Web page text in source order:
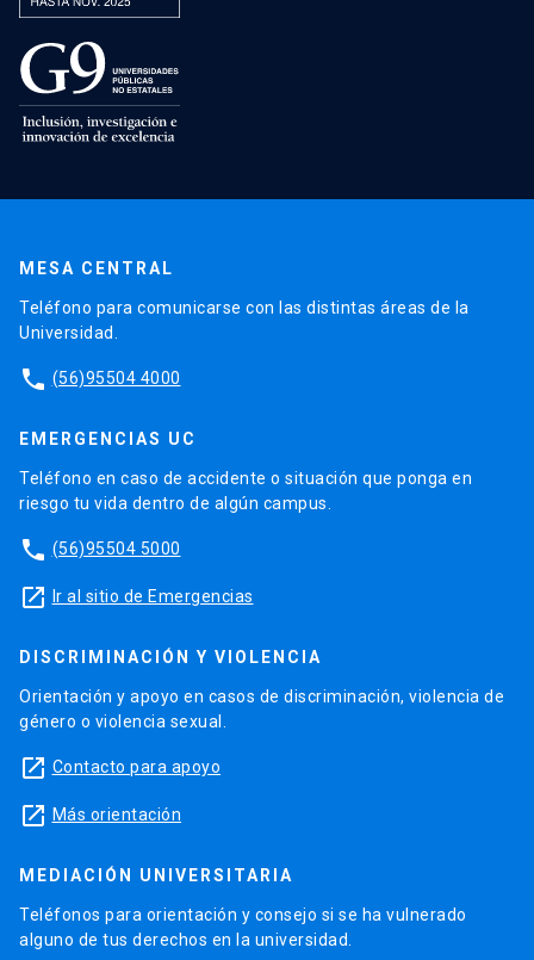
MESA CENTRAL
Teléfono para comunicarse con las distintas áreas de la
Universidad.
phone (56)95504 4000
EMERGENCIAS UC
Teléfono en caso de accidente o situación que ponga en
riesgo tu vida dentro de algún campus.
phone (56)95504 5000
launch Ir al sitio de Emergencias
DISCRIMINACIÓN Y VIOLENCIA
Orientación y apoyo en casos de discriminación, violencia de
género o violencia sexual.
launch Contacto para apoyo
launch Más orientación
MEDIACIÓN UNIVERSITARIA
Teléfonos para orientación y consejo si se ha vulnerado
alguno de tus derechos en la universidad.